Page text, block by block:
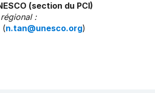
(section du PCI)
:
(n.tan@unesco.org)